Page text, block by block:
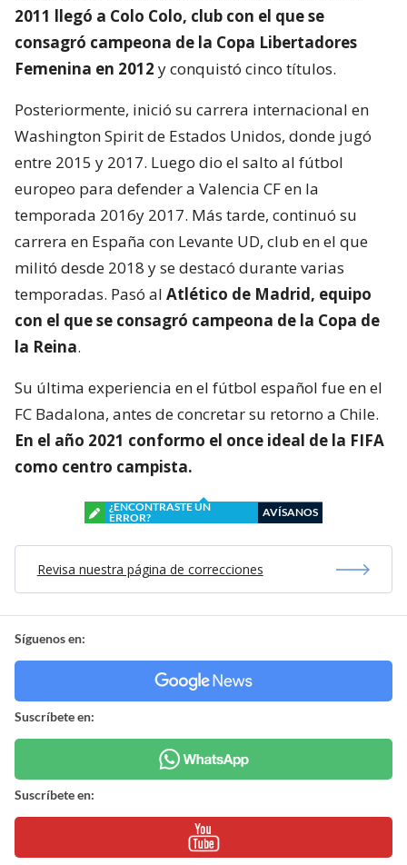
2011 llegó a Colo Colo, club con el que se
consagró campeona de la Copa Libertadores
Femenina en 2012 y conquistó cinco títulos.
Posteriormente, inició su carrera internacional en
Washington Spirit de Estados Unidos, donde jugó
entre 2015 y 2017. Luego dio el salto al fútbol
europeo para defender a Valencia CF en la
temporada 2016y 2017. Más tarde, continuó su
carrera en España con Levante UD, club en el que
militó desde 2018 y se destacó durante varias
temporadas. Pasó al Atlético de Madrid, equipo
con el que se consagró campeona de la Copa de
la Reina.
Su última experiencia en el fútbol español fue en el
FC Badalona, antes de concretar su retorno a Chile.
En el año 2021 conformo el once ideal de la FIFA
como centro campista.
¿ENCONTRASTE UN
ERROR?
AVÍSANOS
Revisa nuestra página de correcciones
Síguenos en:
Suscríbete en:
Suscríbete en: